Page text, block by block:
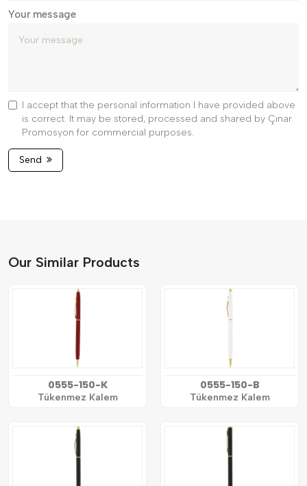
Your message
I accept that the personal information I have provided above
is correct. It may be stored, processed and shared by Çınar
Promosyon for commercial purposes.
Send
Our Similar Products
0555-150-K
Tükenmez Kalem
0555-150-B
Tükenmez Kalem